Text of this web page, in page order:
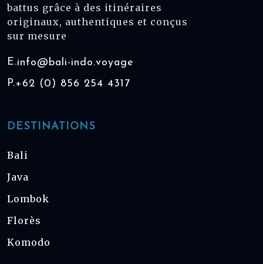
battus grâce à des itinéraires
originaux, authentiques et conçus
sur mesure
E.info@bali-indo.voyage
P.+62 (0) 856 254 4317
DESTINATIONS
Bali
Java
Lombok
Florès
Komodo